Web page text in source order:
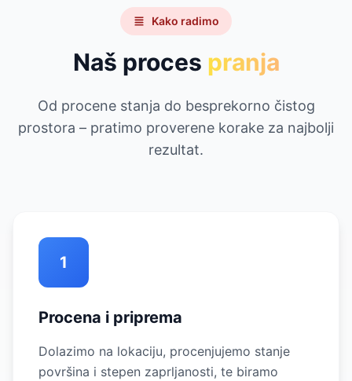
Kako radimo
Naš proces pranja
Od procene stanja do besprekorno čistog
prostora – pratimo proverene korake za najbolji
rezultat.
1
Procena i priprema
Dolazimo na lokaciju, procenjujemo stanje
površina i stepen zaprljanosti, te biramo